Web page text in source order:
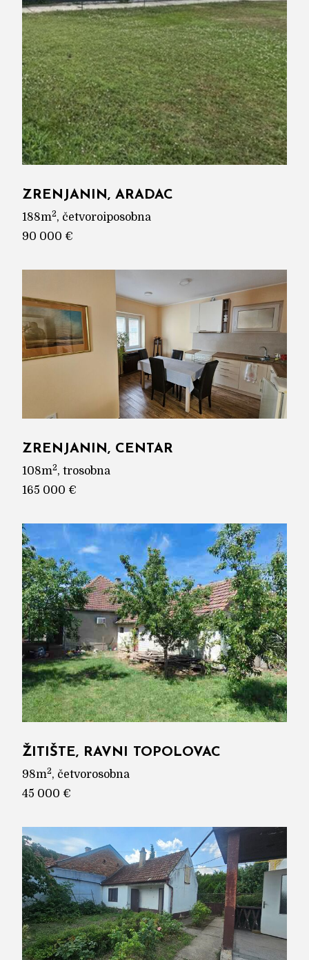
ZRENJANIN, ARADAC
188m2, četvoroiposobna
90 000 €
ZRENJANIN, CENTAR
108m2, trosobna
165 000 €
ŽITIŠTE, RAVNI TOPOLOVAC
98m2, četvorosobna
45 000 €